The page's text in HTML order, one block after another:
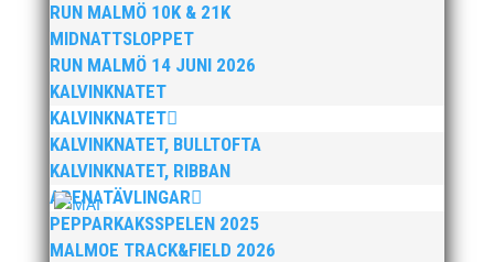
RUN MALMÖ 10K & 21K
MIDNATTSLOPPET
RUN MALMÖ 14 JUNI 2026
KALVINKNATET
KALVINKNATET
KALVINKNATET, BULLTOFTA
KALVINKNATET, RIBBAN
ARENATÄVLINGAR
PEPPARKAKSSPELEN 2025
MALMOE TRACK&FIELD 2026
Efter att årsmötet avslutats följde en kväll med
stipendieutdelning, mat och underhållning.
Bilder från denna del hittar ni i länken nedan.
Stort tack till Bengt Bendéus som möjliggjorde
och generöst finansierade denna del av
kvällen. Fler bilder från MAI:s Årsmöte...